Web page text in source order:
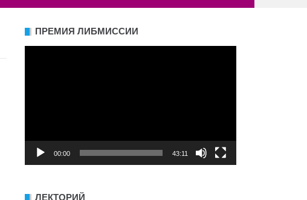
ПРЕМИЯ ЛИБМИССИИ
00:00 43:11
ЛЕКТОРИЙ